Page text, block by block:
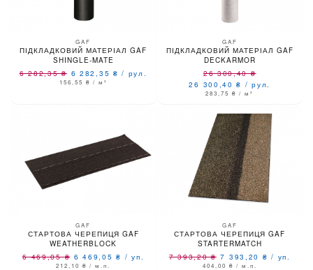
GAF
ПІДКЛАДКОВИЙ МАТЕРІАЛ GAF
SHINGLE-MATE
6 282,35₴ 6 282,35 ₴ / рул.
156,55 ₴ / м²
GAF
ПІДКЛАДКОВИЙ МАТЕРІАЛ GAF
DECKARMOR
26 300,40₴
26 300,40₴ / рул.
283,75₴ / м²
GAF
СТАРТОВА ЧЕРЕПИЦЯ GAF
WEATHERBLOCK
6 469,05₴ 6 469,05₴ / уп.
212,10₴ / м.п.
GAF
СТАРТОВА ЧЕРЕПИЦЯ GAF
STARTERMATCH
7 393,20₴ 7 393,20 ₴ / уп.
404,00 ₴ / м.п.